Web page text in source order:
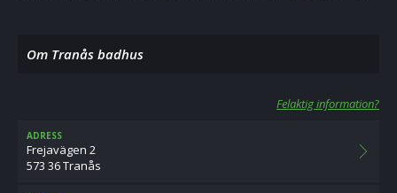
Om Tranås badhus
Felaktig information?
ADRESS
Frejavägen 2
573 36 Tranås